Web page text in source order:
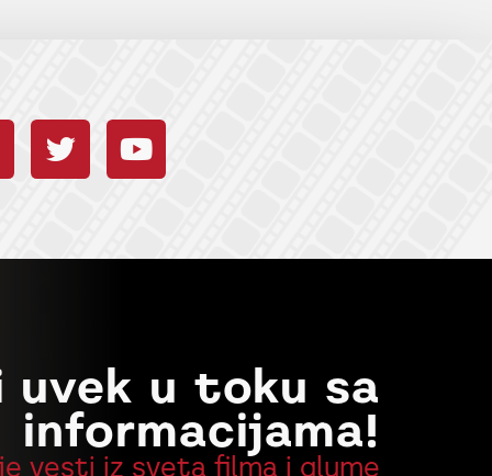
uvek u toku sa
informacijama!
vesti iz sveta filma i glume